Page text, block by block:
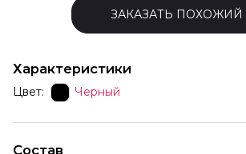
ЗАКАЗАТЬ ПОХОЖИЙ
Характеристики
Цвет: Черный
Состав